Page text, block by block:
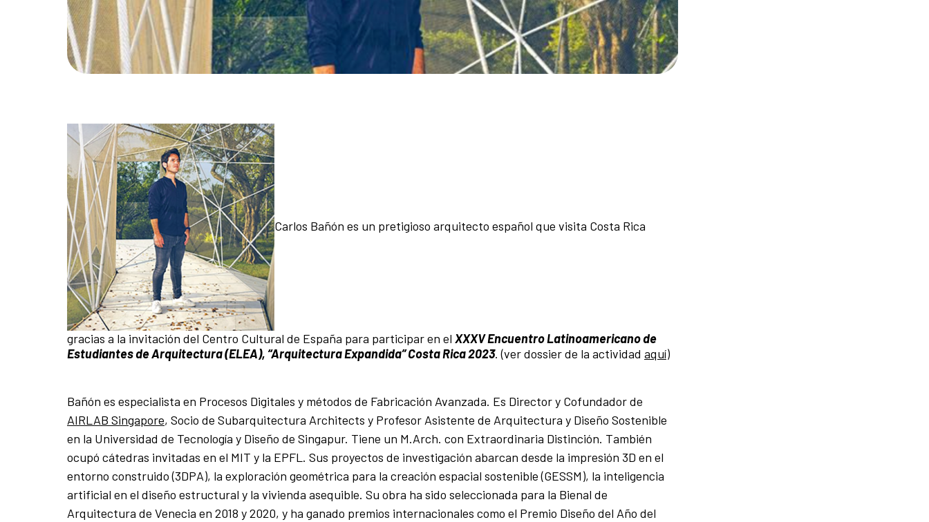
Carlos Bañón es un pretigioso arquitecto español que visita Costa Rica
gracias a la invitación del Centro Cultural de España para participar en el XXXV Encuentro Latinoamericano de
Estudiantes de Arquitectura (ELEA), “Arquitectura Expandida” Costa Rica 2023. (ver dossier de la actividad aquí)
Bañón es especialista en Procesos Digitales y métodos de Fabricación Avanzada. Es Director y Cofundador de
AIRLAB Singapore, Socio de Subarquitectura Architects y Profesor Asistente de Arquitectura y Diseño Sostenible
en la Universidad de Tecnología y Diseño de Singapur. Tiene un M.Arch. con Extraordinaria Distinción. También
ocupó cátedras invitadas en el MIT y la EPFL. Sus proyectos de investigación abarcan desde la impresión 3D en el
entorno construido (3DPA), la exploración geométrica para la creación espacial sostenible (GESSM), la inteligencia
artificial en el diseño estructural y la vivienda asequible. Su obra ha sido seleccionada para la Bienal de
Arquitectura de Venecia en 2018 y 2020, y ha ganado premios internacionales como el Premio Diseño del Año del